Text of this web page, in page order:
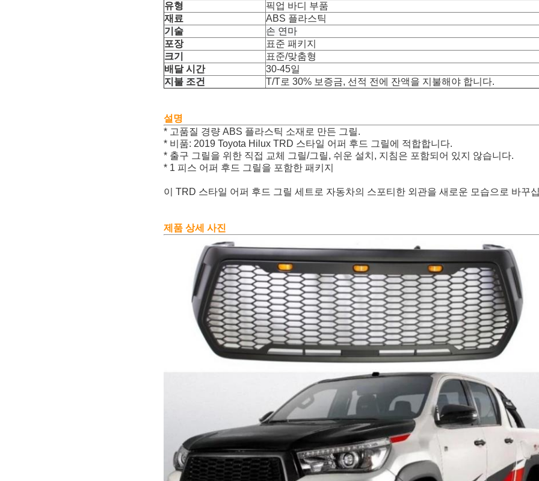
유형
픽업 바디 부품
재료
ABS 플라스틱
기술
손 연마
포장
표준 패키지
크기
표준/맞춤형
배달 시간
30-45일
지불 조건
T/T로 30% 보증금, 선적 전에 잔액을 지불해야 합니다.
설명
* 고품질 경량 ABS 플라스틱 소재로 만든 그릴.
* 비품: 2019 Toyota Hilux TRD 스타일 어퍼 후드 그릴에 적합합니다.
* 출구 그릴을 위한 직접 교체 그릴/그릴, 쉬운 설치, 지침은 포함되어 있지 않습니다.
* 1 피스 어퍼 후드 그릴을 포함한 패키지
이 TRD 스타일 어퍼 후드 그릴 세트로 자동차의 스포티한 외관을 새로운 모습으로 바꾸
제품 상세 사진